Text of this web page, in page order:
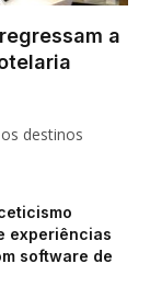
a
destinos
experiências
software de